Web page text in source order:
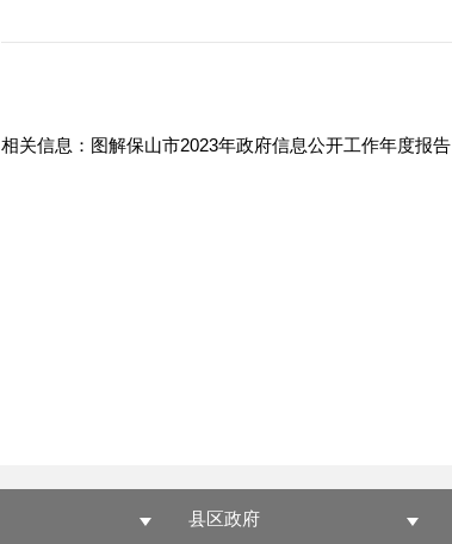
相关信息：图解保山市2023年政府信息公开工作年度报告
县区政府